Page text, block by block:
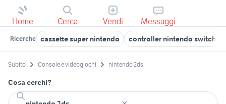
Home Cerca Vendi Messaggi
Ricerche cassette super nintendo controller nintendo switch
Subito Console e videogiochi nintendo 2ds
Cosa cerchi?